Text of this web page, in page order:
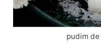
pudim